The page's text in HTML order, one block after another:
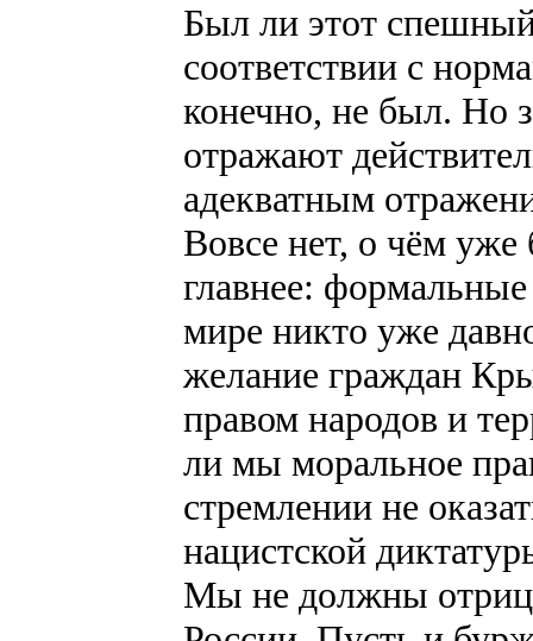
Был ли этот
соответствии с
конечно, не был. Но
отражают
адекватным
Вовсе нет, о чём
главнее:
мире никто уже
желание граждан
правом народов и
ли мы моральное
стремлении не
нацистской
Мы не должны